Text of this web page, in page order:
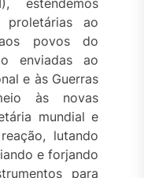
estendemos
proletárias ao
povos do
enviadas ao
e às Guerras
às novas
mundial e
lutando
e forjando
para